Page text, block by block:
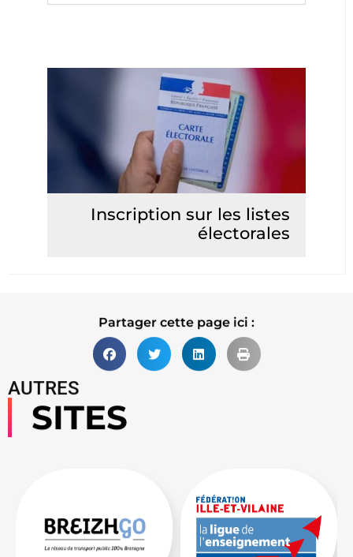
Inscription sur les listes
électorales
Partager cette page ici :
AUTRES
SITES